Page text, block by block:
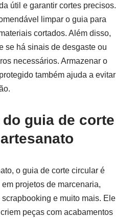
útil e garantir cortes precisos.
limpar o guia para
cortados. Além disso,
se há sinais de desgaste ou
necessários. Armazenar o
também ajuda a evitar
guia de corte
o guia de corte circular é
projetos de marcenaria,
e muito mais. Ele
peças com acabamentos